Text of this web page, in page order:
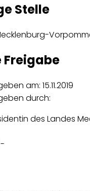
Stelle
Freigabe
am: 15.11.2019
durch:
des Landes